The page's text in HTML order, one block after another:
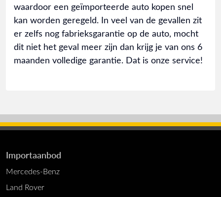
waardoor een geïmporteerde auto kopen snel
kan worden geregeld. In veel van de gevallen zit
er zelfs nog fabrieksgarantie op de auto, mocht
dit niet het geval meer zijn dan krijg je van ons 6
maanden volledige garantie. Dat is onze service!
Importaanbod
Mercedes-Benz
Land Rover